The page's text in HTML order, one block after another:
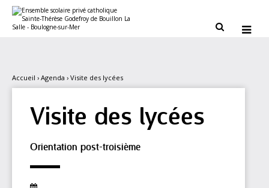
contenu.
personnels
 
Accueil › Agenda › Visite des lycées
Visite des lycées
Orientation post-troisième